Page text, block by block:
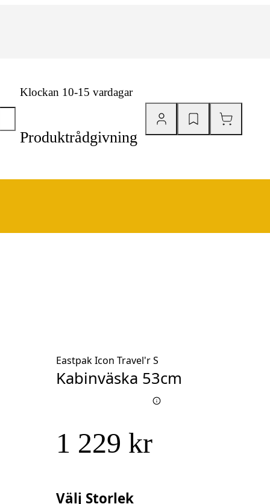
Klockan 10-15 vardagar
Produktrådgivning
Eastpak Icon Travel'r S
Kabinväska 53cm
1 229 kr
Välj Storlek